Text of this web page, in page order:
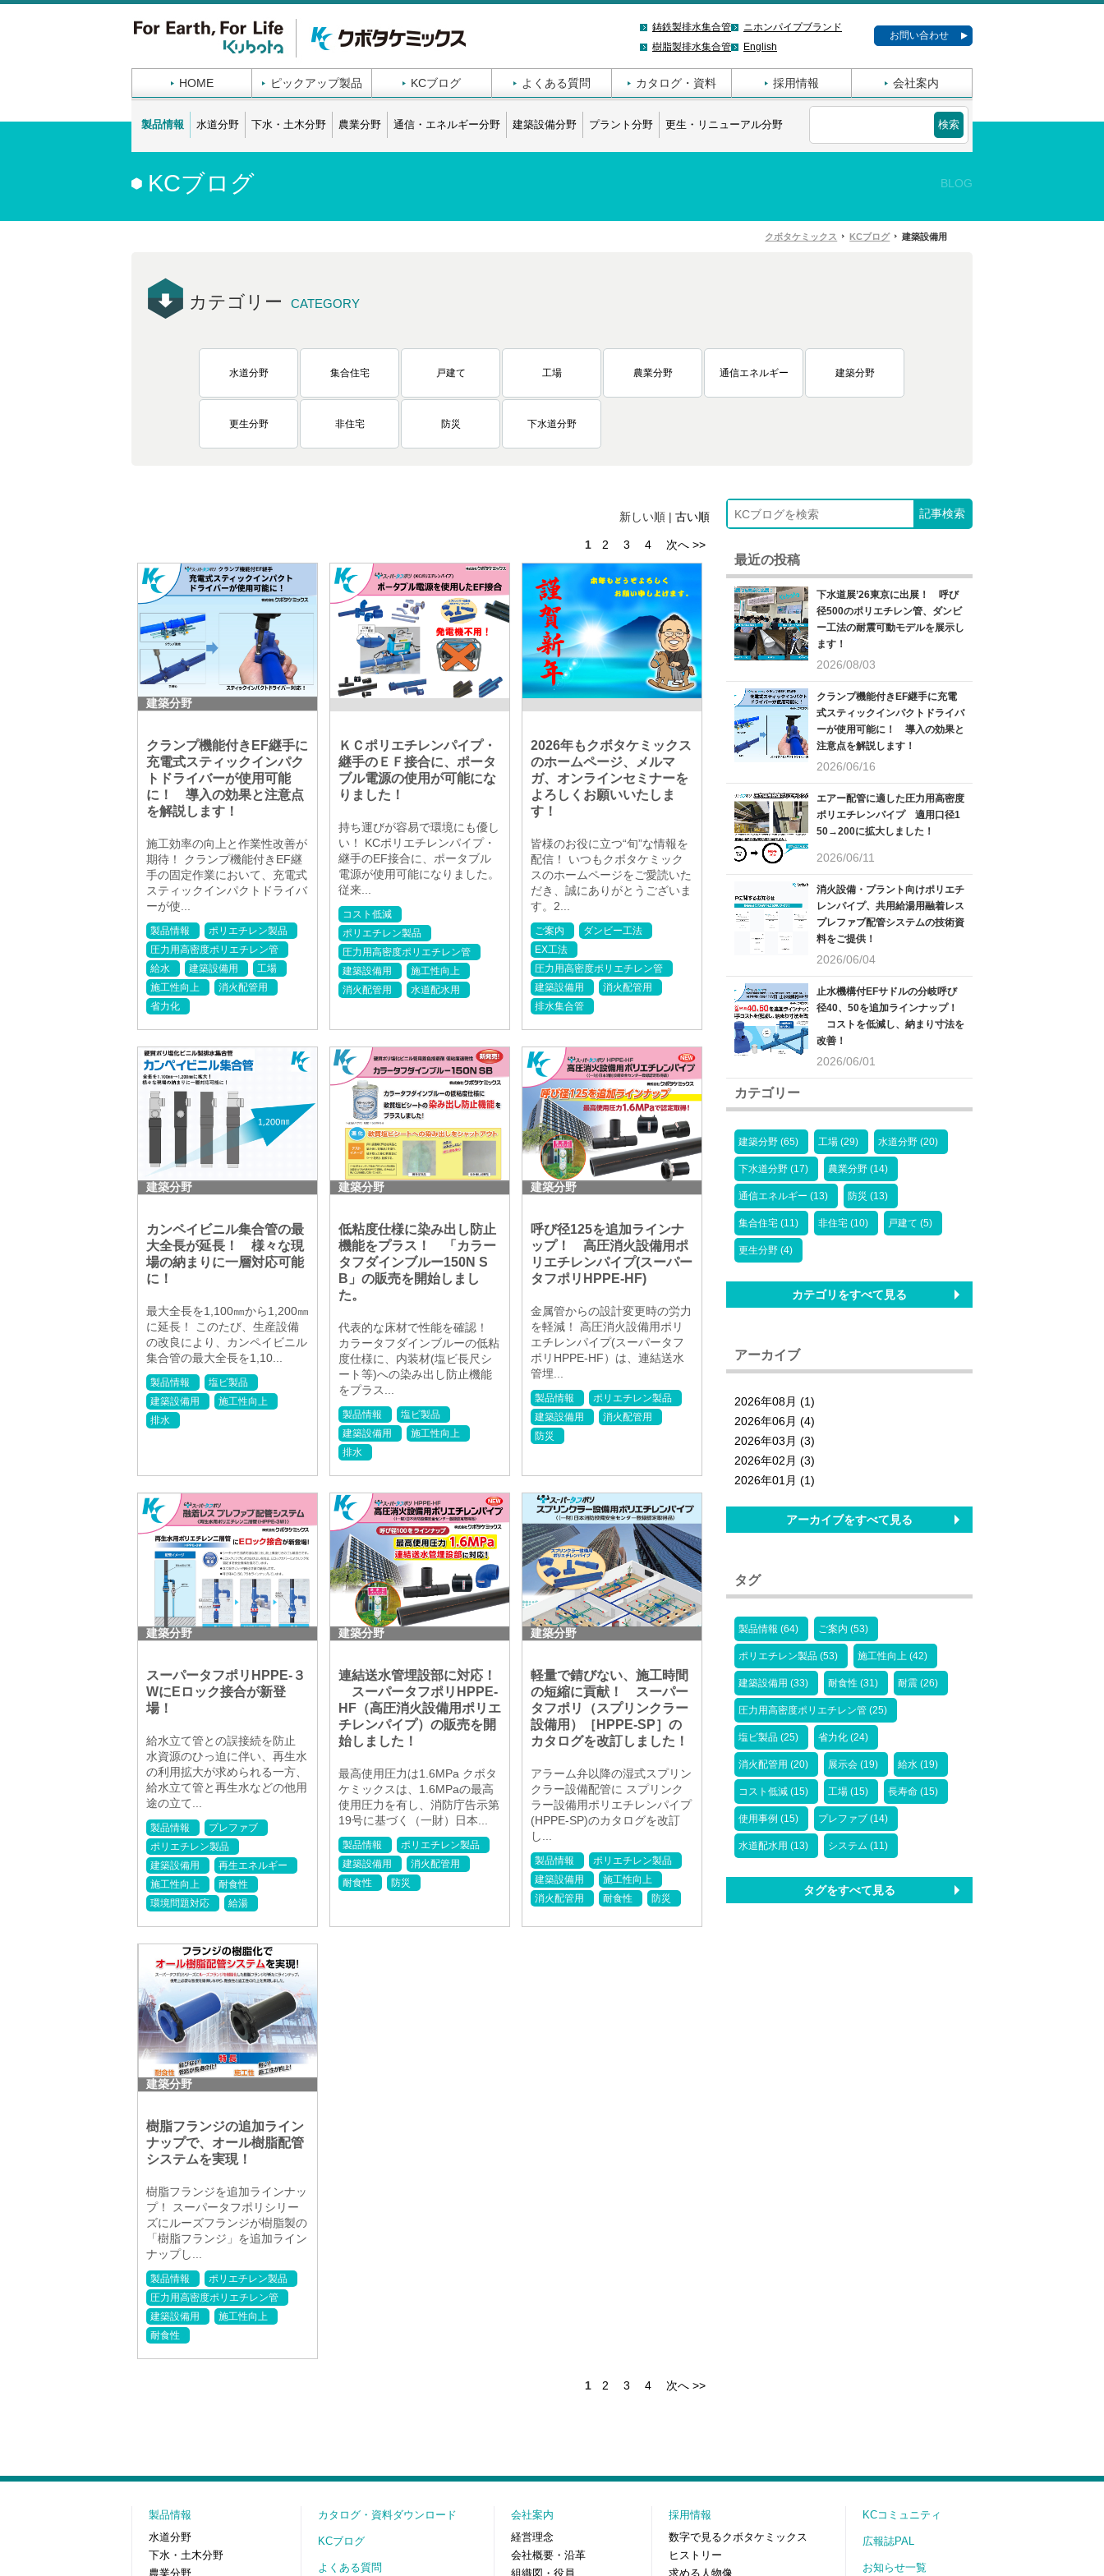
鋳鉄製排水集合管
ニホンパイプブランド
樹脂製排水集合管
English
お問い合わせ
HOME ピックアップ製品 KCブログ よくある質問 カタログ・資料 採用情報 会社案内
製品情報 水道分野 下水・土木分野 農業分野 通信・エネルギー分野 建築設備分野 プラント分野 更生・リニューアル分野
KCブログ BLOG
クボタケミックス KCブログ 建築設備用
カテゴリー CATEGORY
水道分野 集合住宅 戸建て 工場 農業分野 通信エネルギー 建築分野
更生分野 非住宅 防災 下水道分野
新しい順 | 古い順
1 2 3 4 次へ >>
建築分野
クランプ機能付きEF継手に
充電式スティックインパク
トドライバーが使用可能
に！ 導入の効果と注意点
を解説します！
施工効率の向上と作業性改善が
期待！ クランプ機能付きEF継
手の固定作業において、充電式
スティックインパクトドライバ
ーが使...
製品情報
ポリエチレン製品
圧力用高密度ポリエチレン管
給水
建築設備用
工場
施工性向上
消火配管用
省力化
ＫＣポリエチレンパイプ・
継手のＥＦ接合に、ポータ
ブル電源の使用が可能にな
りました！
持ち運びが容易で環境にも優し
い！ KCポリエチレンパイプ・
継手のEF接合に、ポータブル
電源が使用可能になりました。
従来...
コスト低減
ポリエチレン製品
圧力用高密度ポリエチレン管
建築設備用
施工性向上
消火配管用
水道配水用
2026年もクボタケミックス
のホームページ、メルマ
ガ、オンラインセミナーを
よろしくお願いいたしま
す！
皆様のお役に立つ“旬”な情報を
配信！ いつもクボタケミック
スのホームページをご愛読いた
だき、誠にありがとうございま
す。2...
ご案内
ダンビー工法
EX工法
圧力用高密度ポリエチレン管
建築設備用
消火配管用
排水集合管
建築分野
カンペイビニル集合管の最
大全長が延長！ 様々な現
場の納まりに一層対応可能
に！
最大全長を1,100㎜から1,200㎜
に延長！ このたび、生産設備
の改良により、カンペイビニル
集合管の最大全長を1,10...
製品情報
塩ビ製品
建築設備用
施工性向上
排水
建築分野
低粘度仕様に染み出し防止
機能をプラス！ 「カラー
タフダインブルー150N S
B」の販売を開始しまし
た。
代表的な床材で性能を確認！
カラータフダインブルーの低粘
度仕様に、内装材(塩ビ長尺シ
ート等)への染み出し防止機能
をプラス...
製品情報
塩ビ製品
建築設備用
施工性向上
排水
建築分野
呼び径125を追加ラインナ
ップ！ 高圧消火設備用ポ
リエチレンパイプ(スーパー
タフポリHPPE-HF)
金属管からの設計変更時の労力
を軽減！ 高圧消火設備用ポリ
エチレンパイプ(スーパータフ
ポリHPPE-HF）は、連結送水
管埋...
製品情報
ポリエチレン製品
建築設備用
消火配管用
防災
建築分野
スーパータフポリHPPE-３
WにEロック接合が新登
場！
給水立て管との誤接続を防止
水資源のひっ迫に伴い、再生水
の利用拡大が求められる一方、
給水立て管と再生水などの他用
途の立て...
製品情報
プレファブ
ポリエチレン製品
建築設備用
再生エネルギー
施工性向上
耐食性
環境問題対応
給湯
建築分野
連結送水管埋設部に対応！
スーパータフポリHPPE-
HF（高圧消火設備用ポリエ
チレンパイプ）の販売を開
始しました！
最高使用圧力は1.6MPa クボタ
ケミックスは、1.6MPaの最高
使用圧力を有し、消防庁告示第
19号に基づく（一財）日本...
製品情報
ポリエチレン製品
建築設備用
消火配管用
耐食性
防災
建築分野
軽量で錆びない、施工時間
の短縮に貢献！ スーパー
タフポリ（スプリンクラー
設備用）［HPPE-SP］の
カタログを改訂しました！
アラーム弁以降の湿式スプリン
クラー設備配管に スプリンク
ラー設備用ポリエチレンパイプ
(HPPE-SP)のカタログを改訂
し...
製品情報
ポリエチレン製品
建築設備用
施工性向上
消火配管用
耐食性 防災
建築分野
樹脂フランジの追加ライン
ナップで、オール樹脂配管
システムを実現！
樹脂フランジを追加ラインナッ
プ！ スーパータフポリシリー
ズにルーズフランジが樹脂製の
「樹脂フランジ」を追加ライン
ナップし...
製品情報
ポリエチレン製品
圧力用高密度ポリエチレン管
建築設備用
施工性向上
耐食性
1 2 3 4 次へ >>
最近の投稿
下水道展’26東京に出展！ 呼び
径500のポリエチレン管、ダンビ
ー工法の耐震可動モデルを展示し
ます！
2026/08/03
クランプ機能付きEF継手に充電
式スティックインパクトドライバ
ーが使用可能に！ 導入の効果と
注意点を解説します！
2026/06/16
エアー配管に適した圧力用高密度
ポリエチレンパイプ 適用口径1
50→200に拡大しました！
2026/06/11
消火設備・プラント向けポリエチ
レンパイプ、共用給湯用融着レス
プレファブ配管システムの技術資
料をご提供！
2026/06/04
止水機構付EFサドルの分岐呼び
径40、50を追加ラインナップ！
コストを低減し、納まり寸法を
改善！
2026/06/01
カテゴリー
建築分野 (65) 工場 (29) 水道分野 (20)
下水道分野 (17) 農業分野 (14)
通信エネルギー (13) 防災 (13)
集合住宅 (11) 非住宅 (10) 戸建て (5)
更生分野 (4)
カテゴリをすべて見る
アーカイブ
2026年08月 (1)
2026年06月 (4)
2026年03月 (3)
2026年02月 (3)
2026年01月 (1)
アーカイブをすべて見る
タグ
製品情報 (64) ご案内 (53)
ポリエチレン製品 (53) 施工性向上 (42)
建築設備用 (33) 耐食性 (31) 耐震 (26)
圧力用高密度ポリエチレン管 (25)
塩ビ製品 (25) 省力化 (24)
消火配管用 (20) 展示会 (19) 給水 (19)
コスト低減 (15) 工場 (15) 長寿命 (15)
使用事例 (15) プレファブ (14)
水道配水用 (13) システム (11)
タグをすべて見る
製品情報
水道分野
下水・土木分野
農業分野
カタログ・資料ダウンロード
KCブログ
よくある質問
会社案内
経営理念
会社概要・沿革
組織図・役員
採用情報
数字で見るクボタケミックス
ヒストリー
求める人物像
KCコミュニティ
広報誌PAL
お知らせ一覧